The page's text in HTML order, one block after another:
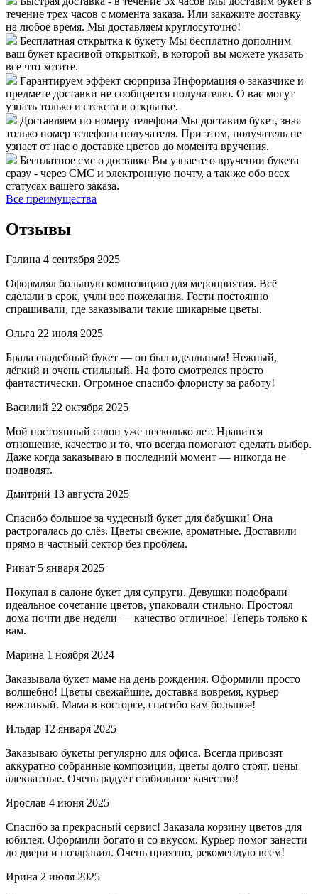
течение трех часов с момента заказа. Или закажите доставку
на любое время. Мы доставляем круглосуточно!
Бесплатная открытка к букету Мы бесплатно дополним
ваш букет красивой открыткой, в которой вы можете указать
все что хотите.
Гарантируем эффект сюрприза Информация о заказчике и
предмете доставки не сообщается получателю. О вас могут
узнать только из текста в открытке.
Доставляем по номеру телефона Мы доставим букет, зная
только номер телефона получателя. При этом, получатель не
узнает от нас о доставке цветов до момента вручения.
Бесплатное смс о доставке Вы узнаете о вручении букета
сразу - через СМС и электронную почту, а так же обо всех
статусах вашего заказа.
Все преимущества
Отзывы
Галина 4 сентября 2025
Оформлял большую композицию для мероприятия. Всё
сделали в срок, учли все пожелания. Гости постоянно
спрашивали, где заказывали такие шикарные цветы.
Ольга 22 июля 2025
Брала свадебный букет — он был идеальным! Нежный,
лёгкий и очень стильный. На фото смотрелся просто
фантастически. Огромное спасибо флористу за работу!
Василий 22 октября 2025
Мой постоянный салон уже несколько лет. Нравится
отношение, качество и то, что всегда помогают сделать выбор.
Даже когда заказываю в последний момент — никогда не
подводят.
Дмитрий 13 августа 2025
Спасибо большое за чудесный букет для бабушки! Она
растрогалась до слёз. Цветы свежие, ароматные. Доставили
прямо в частный сектор без проблем.
Ринат 5 января 2025
Покупал в салоне букет для супруги. Девушки подобрали
идеальное сочетание цветов, упаковали стильно. Простоял
дома почти две недели — качество отличное! Теперь только к
вам.
Марина 1 ноября 2024
Заказывала букет маме на день рождения. Оформили просто
волшебно! Цветы свежайшие, доставка вовремя, курьер
вежливый. Мама в восторге, спасибо вам большое!
Ильдар 12 января 2025
Заказываю букеты регулярно для офиса. Всегда привозят
аккуратно собранные композиции, цветы долго стоят, цены
адекватные. Очень радует стабильное качество!
Ярослав 4 июня 2025
Спасибо за прекрасный сервис! Заказала корзину цветов для
юбилея. Оформили богато и со вкусом. Курьер помог занести
до двери и поздравил. Очень приятно, рекомендую всем!
Ирина 2 июля 2025